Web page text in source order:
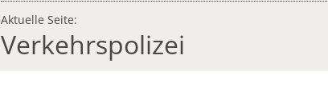
Aktuelle Seite:
Verkehrspolizei